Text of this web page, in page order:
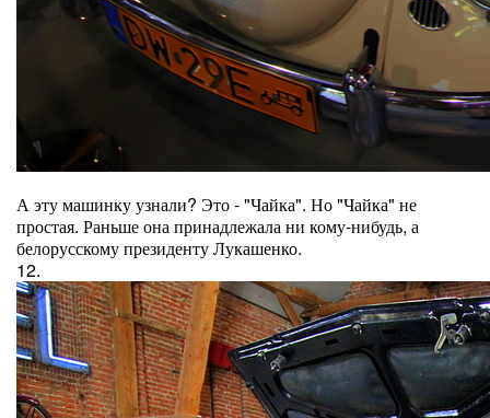
А эту машинку узнали? Это - "Чайка". Но "Чайка" не
простая. Раньше она принадлежала ни кому-нибудь, а
белорусскому президенту Лукашенко.
12.